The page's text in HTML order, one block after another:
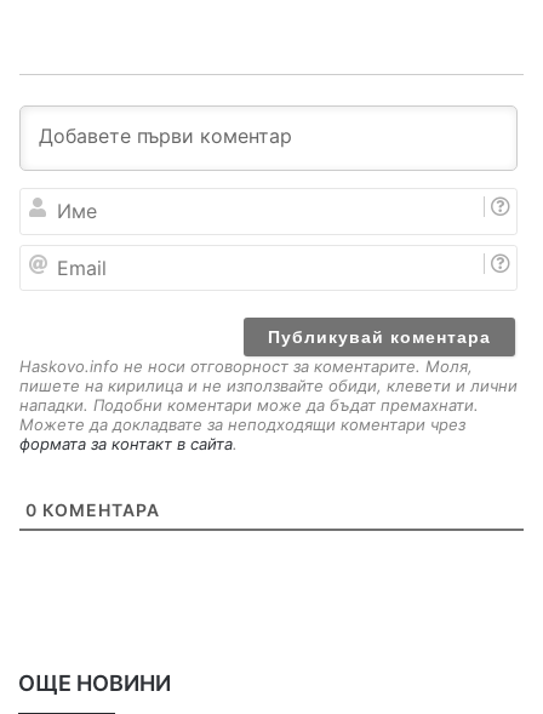
е
E
a
Haskovo.info не носи отговорност за коментарите. Моля,
пишете на кирилица и не използвайте обиди, клевети и лични
нападки. Подобни коментари може да бъдат премахнати.
Можете да докладвате за неподходящи коментари чрез
формата за контакт в сайта.
0 КОМЕНТАРА
ОЩЕ НОВИНИ